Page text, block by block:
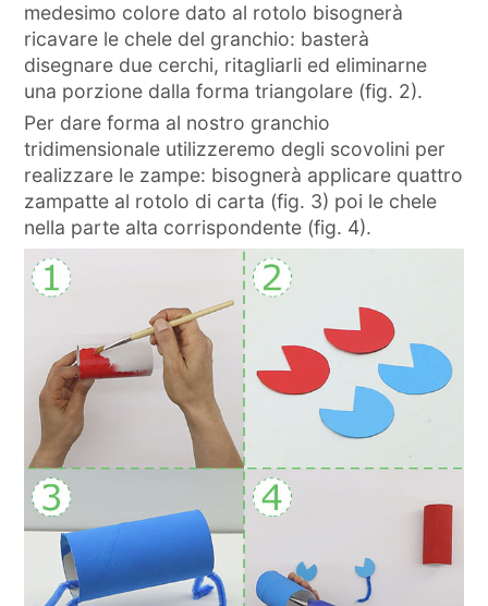
medesimo colore dato al rotolo bisognerà
ricavare le chele del granchio: basterà
disegnare due cerchi, ritagliarli ed eliminarne
una porzione dalla forma triangolare (fig. 2).
Per dare forma al nostro granchio
tridimensionale utilizzeremo degli scovolini per
realizzare le zampe: bisognerà applicare quattro
zampatte al rotolo di carta (fig. 3) poi le chele
nella parte alta corrispondente (fig. 4).